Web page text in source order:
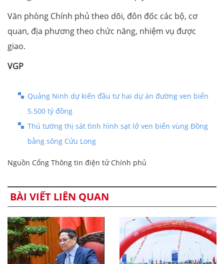
Văn phòng Chính phủ theo dõi, đôn đốc các bộ, cơ
quan, địa phương theo chức năng, nhiệm vụ được
giao.
VGP
Quảng Ninh dự kiến đầu tư hai dự án đường ven biển
5.500 tỷ đồng
Thủ tướng thị sát tình hình sạt lở ven biển vùng Đồng
bằng sông Cửu Long
Nguồn Cổng Thông tin điện tử Chính phủ
BÀI VIẾT LIÊN QUAN